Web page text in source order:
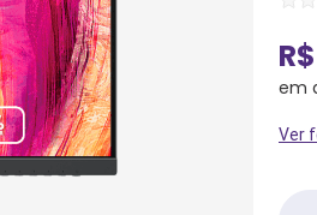
R$
em
Ver